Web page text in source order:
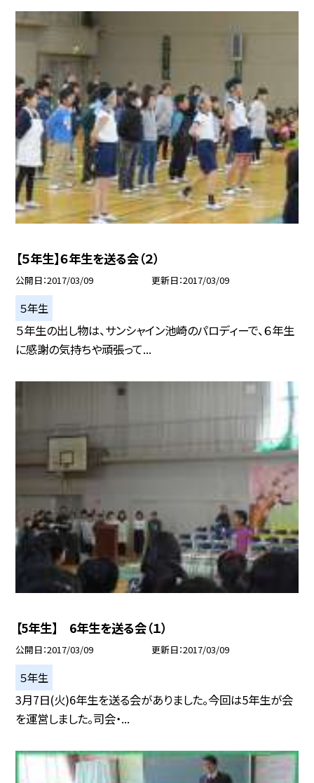
【５年生】６年生を送る会（２）
公開日 2017/03/09 更新日 2017/03/09
５年生
５年生の出し物は、サンシャイン池崎のパロディーで、６年生
に感謝の気持ちや頑張って...
【5年生】 6年生を送る会（１）
公開日 2017/03/09 更新日 2017/03/09
５年生
3月7日(火)6年生を送る会がありました。今回は5年生が会
を運営しました。司会・...